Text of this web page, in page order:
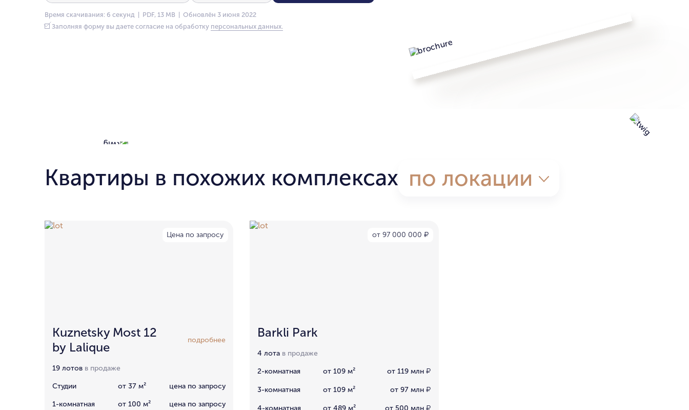
Время скачивания: 6 секунд | PDF, 13 MB | Обновлён 3 июня 2022
Заполняя форму вы даете согласие на обработку персональных данных.
Квартиры в похожих комплексах по локации
Цена по запросу
Kuznetsky Most 12
by Lalique
подробнее
19 лотов в продаже
Студии от 37 м² цена по запросу
1-комнатная от 100 м² цена по запросу
от 97 000 000 ₽
Barkli Park
4 лота в продаже
2-комнатная от 109 м² от 119 млн ₽
3-комнатная от 109 м² от 97 млн ₽